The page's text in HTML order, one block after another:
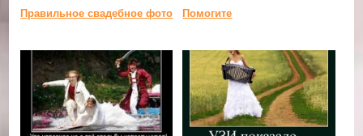
Правильное свадебное фото Помогите